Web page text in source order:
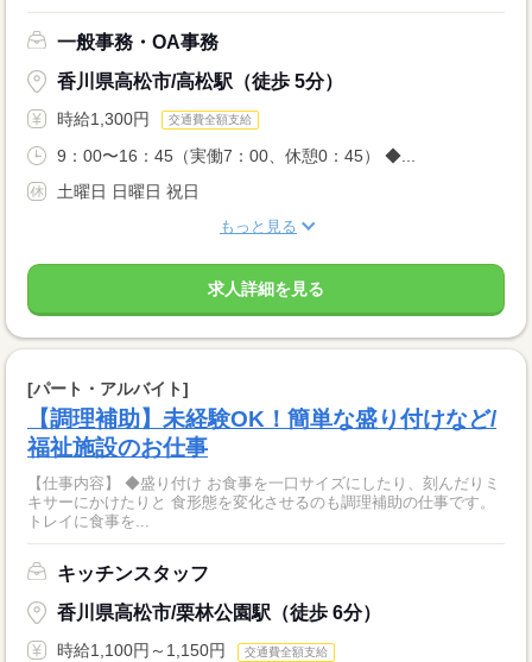
一般事務・OA事務
香川県高松市/高松駅（徒歩 5分）
時給1,300円 交通費全額支給
9：00〜16：45（実働7：00、休憩0：45） ◆...
土曜日 日曜日 祝日
もっと見る
求人詳細を見る
[パート・アルバイト]
【調理補助】未経験OK！簡単な盛り付けなど/
福祉施設のお仕事
【仕事内容】 ◆盛り付け お食事を一口サイズにしたり、刻んだりミ
キサーにかけたりと 食形態を変化させるのも調理補助の仕事です。
トレイに食事を...
キッチンスタッフ
香川県高松市/栗林公園駅（徒歩 6分）
時給1,100円～1,150円 交通費全額支給